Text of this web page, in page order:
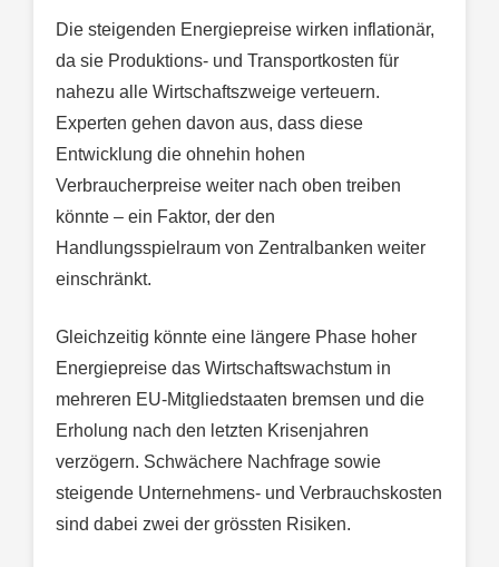
Die steigenden Energiepreise wirken inflationär,
da sie Produktions- und Transportkosten für
nahezu alle Wirtschaftszweige verteuern.
Experten gehen davon aus, dass diese
Entwicklung die ohnehin hohen
Verbraucherpreise weiter nach oben treiben
könnte – ein Faktor, der den
Handlungsspielraum von Zentralbanken weiter
einschränkt.
Gleichzeitig könnte eine längere Phase hoher
Energiepreise das Wirtschaftswachstum in
mehreren EU-Mitgliedstaaten bremsen und die
Erholung nach den letzten Krisenjahren
verzögern. Schwächere Nachfrage sowie
steigende Unternehmens- und Verbrauchskosten
sind dabei zwei der grössten Risiken.